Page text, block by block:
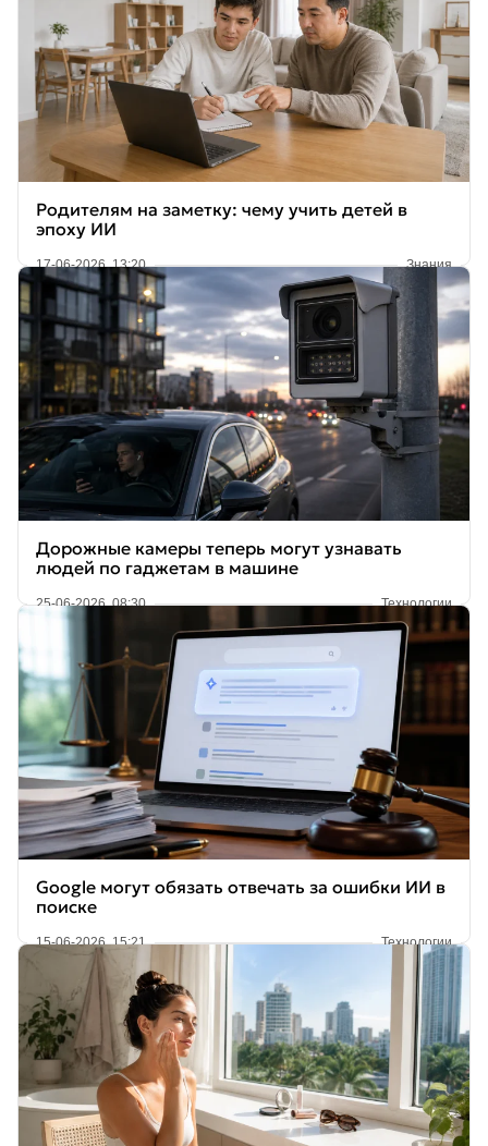
Родителям на заметку: чему учить детей в
эпоху ИИ
17-06-2026, 13:20 Знания
Дорожные камеры теперь могут узнавать
людей по гаджетам в машине
25-06-2026, 08:30 Технологии
Google могут обязать отвечать за ошибки ИИ в
поиске
15-06-2026, 15:21 Технологии